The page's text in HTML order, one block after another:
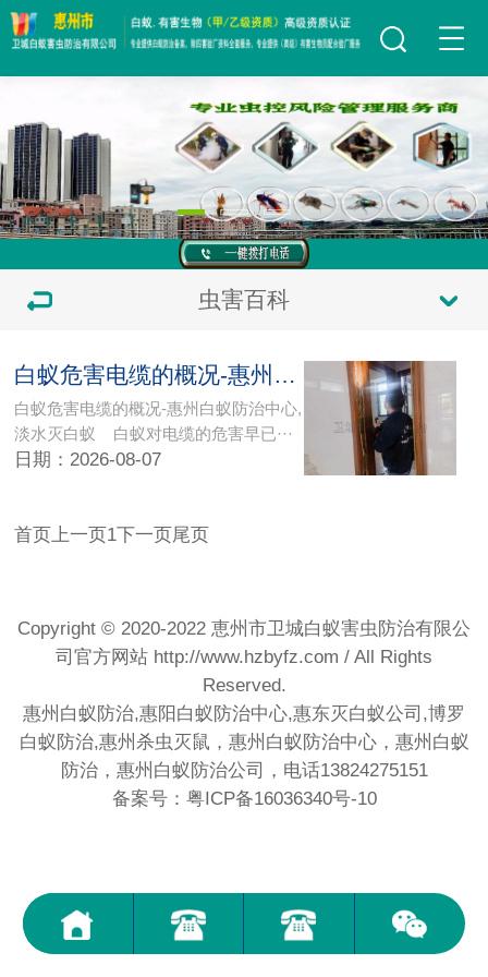
虫害百科
白蚁危害电缆的概况-惠州白蚁防治中心
白蚁危害电缆的概况-惠州白蚁防治中心,
淡水灭白蚁 白蚁对电缆的危害早已···
日期：2026-08-07
首页上一页 1下一页 尾页
Copyright © 2020-2022 恵州市卫城白蚁害虫防治有限公
司官方网站 http://www.hzbyfz.com / All Rights
Reserved.
惠州白蚁防治,惠阳白蚁防治中心,惠东灭白蚁公司,博罗
白蚁防治,惠州杀虫灭鼠，惠州白蚁防治中心，惠州白蚁
防治，惠州白蚁防治公司，电话13824275151
备案号：粤ICP备16036340号-10